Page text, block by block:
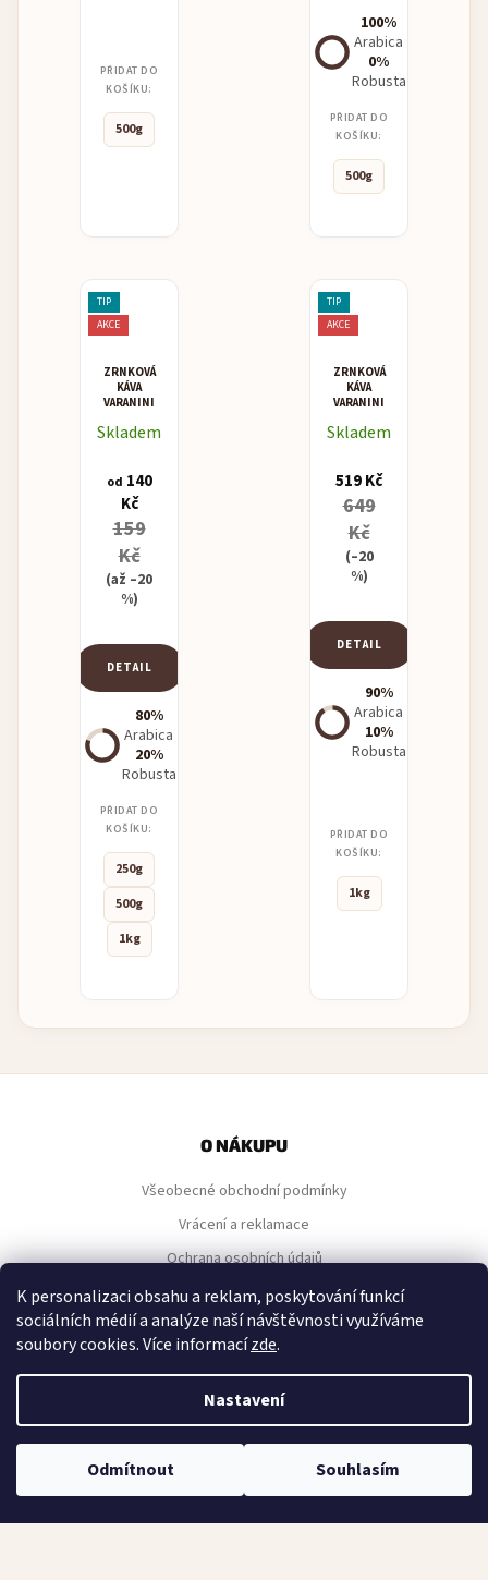
K personalizaci obsahu a reklam, poskytování funkcí
sociálních médií a analýze naší návštěvnosti využíváme
soubory cookies. Více informacízde.
Nastavení
Odmítnout Souhlasím
PŘIDAT DO
KOŠÍKU:
500g
100%
Arabica
0%
Robusta
PŘIDAT DO
KOŠÍKU:
500g
TIP
AKCE
ZRNKOVÁ
KÁVA
VARANINI
BAR
Skladem
od 140
Kč
159
Kč
(až –20
%)
DETAIL
80%
Arabica
20%
Robusta
PŘIDAT DO
KOŠÍKU:
250g
500g
1kg
TIP
AKCE
ZRNKOVÁ
KÁVA
VARANINI
ESPRESSO
Skladem
519 Kč
649
Kč
(–20
%)
DETAIL
90%
Arabica
10%
Robusta
PŘIDAT DO
KOŠÍKU:
1kg
O NÁKUPU
Všeobecné obchodní podmínky
Vrácení a reklamace
Ochrana osobních údajů
Nastavení cookies
NAVIGACE
Kontakt
Všechny produkty